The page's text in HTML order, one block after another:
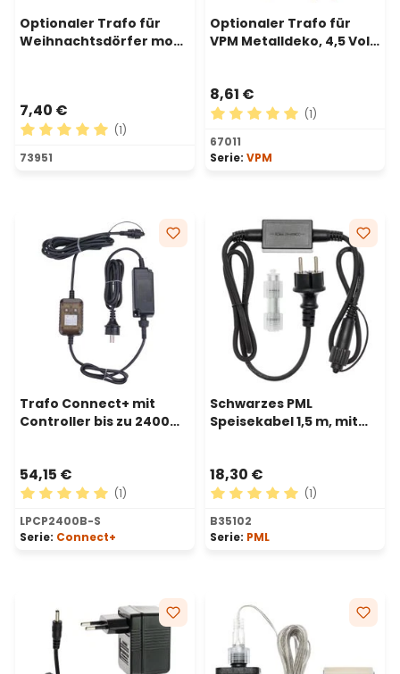
Optionaler Trafo für
Weihnachtsdörfer mod
7,40 €
Durchschnittliche Bewertung von 5 von 5 Sternen
(1)
73951
Optionaler Trafo für
VPM Metalldeko, 4,5 Volt,
8,61 €
Durchschnittliche
(1)
67011
Serie: VPM
Trafo Connect+ mit
Controller bis zu 2400
54,15 €
Durchschnittliche Bewertung von 5 von 5 Sternen
(1)
LPCP2400B-S
Serie: Connect+
Schwarzes PML
Speisekabel 1,5 m, mit
18,30 €
Durchschnittliche
(1)
B35102
Serie: PML